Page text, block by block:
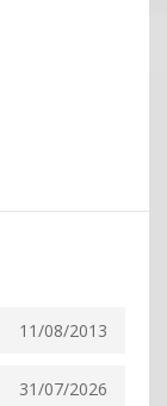
11/08/2013
31/07/2026